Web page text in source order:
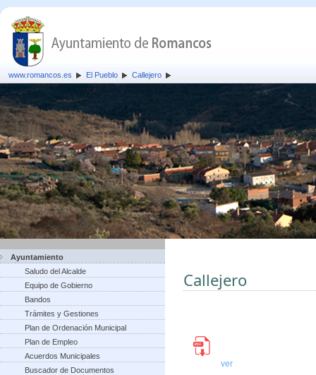
www.romancos.es El Pueblo Callejero
Ayuntamiento
Saludo del Alcalde
Equipo de Gobierno
Bandos
Trámites y Gestiones
Plan de Ordenación Municipal
Plan de Empleo
Acuerdos Municipales
Buscador de Documentos
Callejero
ver